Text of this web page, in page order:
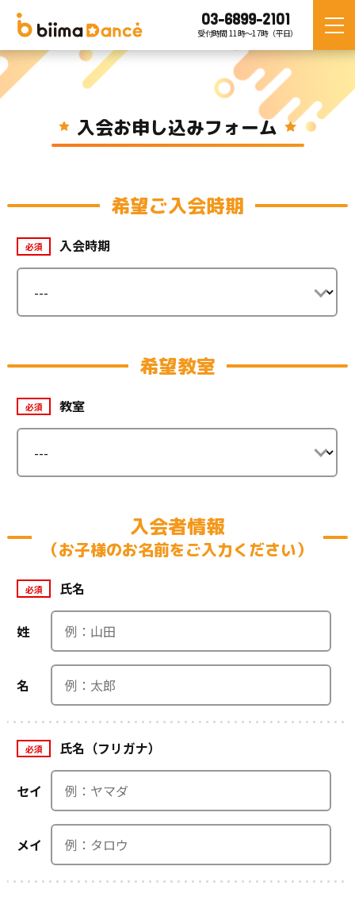
03-6899-2101
受付時間 11時〜17時（平日）
入会お申し込みフォーム
希望ご入会時期
必須 入会時期
希望教室
必須 教室
入会者情報
（お子様のお名前をご入力ください）
必須 氏名
姓
名
必須 氏名（フリガナ）
セイ
メイ